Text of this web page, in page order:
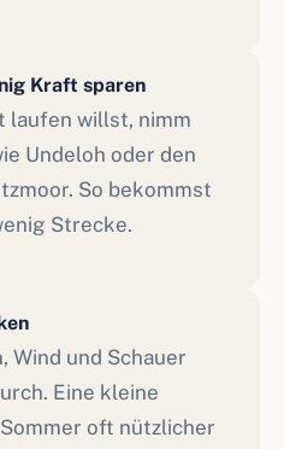
Kraft sparen
laufen willst, nimm
Undeloh oder den
So bekommst
Strecke.
Wind und Schauer
Eine kleine
oft nützlicher